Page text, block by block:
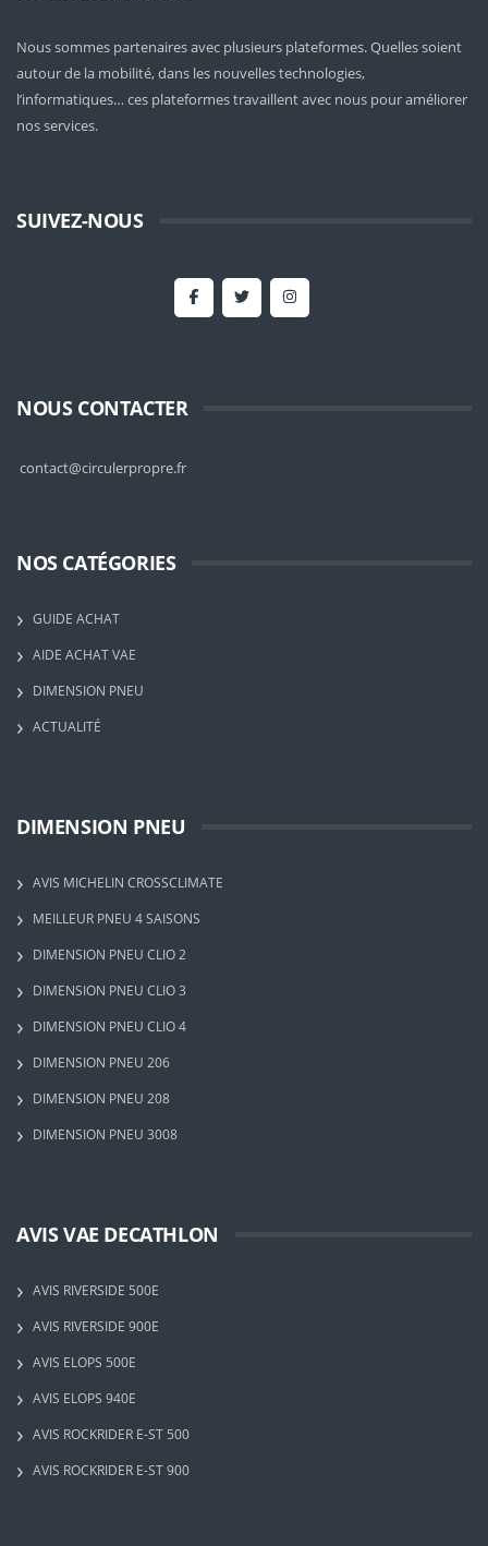
Nous sommes partenaires avec plusieurs plateformes. Quelles soient
autour de la mobilité, dans les nouvelles technologies,
l’informatiques… ces plateformes travaillent avec nous pour améliorer
nos services.
SUIVEZ-NOUS
NOUS CONTACTER
contact@circulerpropre.fr
NOS CATÉGORIES
GUIDE ACHAT
AIDE ACHAT VAE
DIMENSION PNEU
ACTUALITÉ
DIMENSION PNEU
AVIS MICHELIN CROSSCLIMATE
MEILLEUR PNEU 4 SAISONS
DIMENSION PNEU CLIO 2
DIMENSION PNEU CLIO 3
DIMENSION PNEU CLIO 4
DIMENSION PNEU 206
DIMENSION PNEU 208
DIMENSION PNEU 3008
AVIS VAE DECATHLON
AVIS RIVERSIDE 500E
AVIS RIVERSIDE 900E
AVIS ELOPS 500E
AVIS ELOPS 940E
AVIS ROCKRIDER E-ST 500
AVIS ROCKRIDER E-ST 900